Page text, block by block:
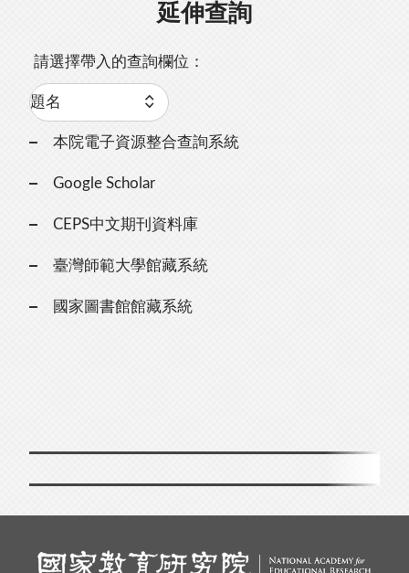
延伸查詢
請選擇帶入的查詢欄位：
本院電子資源整合查詢系統
Google Scholar
CEPS中文期刊資料庫
臺灣師範大學館藏系統
國家圖書館館藏系統